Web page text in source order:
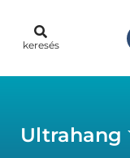
keresés
Ultrahang